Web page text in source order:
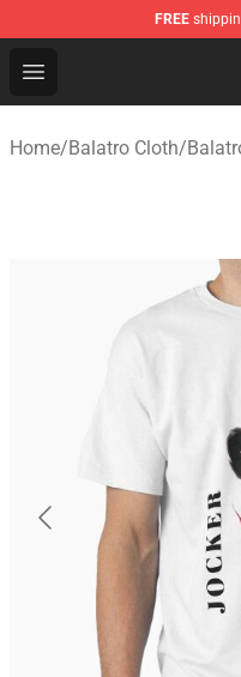
FREE
Open menu
Balatro Shop -
Home/Balatro Cloth/